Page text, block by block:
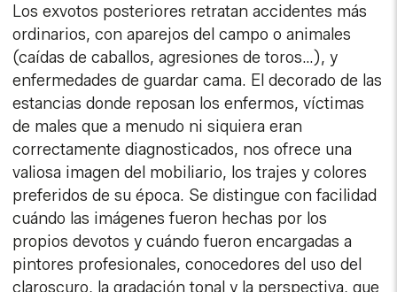
Los exvotos posteriores retratan accidentes más
ordinarios, con aparejos del campo o animales
(caídas de caballos, agresiones de toros…), y
enfermedades de guardar cama. El decorado de las
estancias donde reposan los enfermos, víctimas
de males que a menudo ni siquiera eran
correctamente diagnosticados, nos ofrece una
valiosa imagen del mobiliario, los trajes y colores
preferidos de su época. Se distingue con facilidad
cuándo las imágenes fueron hechas por los
propios devotos y cuándo fueron encargadas a
pintores profesionales, conocedores del uso del
claroscuro, la gradación tonal y la perspectiva, que